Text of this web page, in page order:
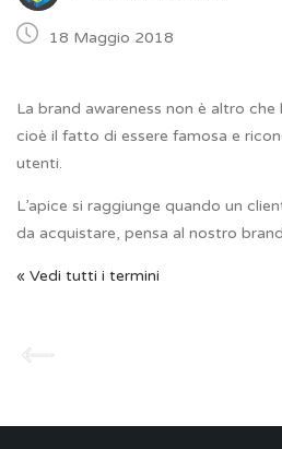
18 Maggio 2018
La brand awareness non è altro
cioè il fatto di essere famosa e
utenti.
L’apice si raggiunge quando un
da acquistare, pensa al nostro
« Vedi tutti i termini